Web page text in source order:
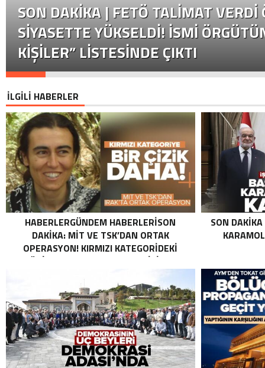
SON DAKİKA | FETÖ TALIMAT VERDI
SIYASETTE YÜKSELDI! İSMI
KIŞILER” LISTESINDE ÇIKTI
İLGİLİ HABERLER
HABERLERGÜNDEM HABERLERISON
DAKIKA: MİT VE TSK’DAN ORTAK
OPERASYON! KIRMIZI KATEGORIDEKI
TERÖRIST NAZLI TAŞPINAR ETKISIZ HALE
ORTAK OPERASYON! KIRMIZI
KATEGORIDEKI TERÖRIST NAZLI
TAŞPINAR ETKISIZ HALE GETIRILDI .
SON